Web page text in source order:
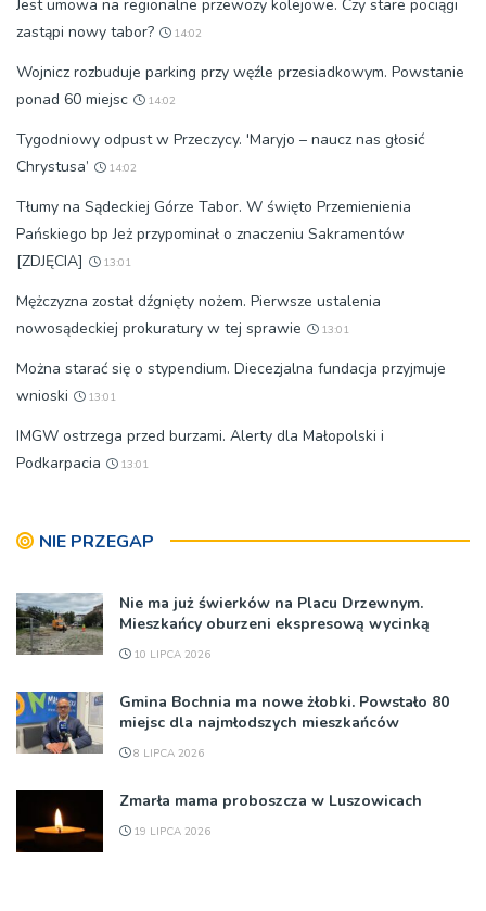
Jest umowa na regionalne przewozy kolejowe. Czy stare pociągi
zastąpi nowy tabor?
14:02
Wojnicz rozbuduje parking przy węźle przesiadkowym. Powstanie
ponad 60 miejsc
14:02
Tygodniowy odpust w Przeczycy. 'Maryjo – naucz nas głosić
Chrystusa’
14:02
Tłumy na Sądeckiej Górze Tabor. W święto Przemienienia
Pańskiego bp Jeż przypominał o znaczeniu Sakramentów
[ZDJĘCIA]
13:01
Mężczyzna został dźgnięty nożem. Pierwsze ustalenia
nowosądeckiej prokuratury w tej sprawie
13:01
Można starać się o stypendium. Diecezjalna fundacja przyjmuje
wnioski
13:01
IMGW ostrzega przed burzami. Alerty dla Małopolski i
Podkarpacia
13:01
NIE PRZEGAP
Nie ma już świerków na Placu Drzewnym.
Mieszkańcy oburzeni ekspresową wycinką
10 LIPCA 2026
Gmina Bochnia ma nowe żłobki. Powstało 80
miejsc dla najmłodszych mieszkańców
8 LIPCA 2026
Zmarła mama proboszcza w Luszowicach
19 LIPCA 2026